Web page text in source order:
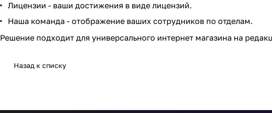
Лицензии - ваши достижения в виде лицензий.
Наша команда - отображение ваших сотрудников по отделам.
Решение подходит для универсального интернет магазина на
Назад к списку